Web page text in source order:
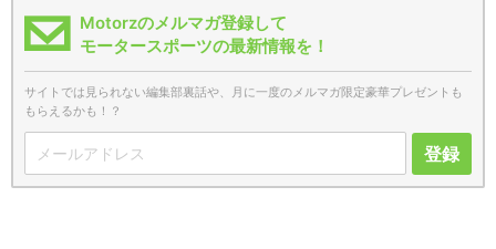
Motorzのメルマガ登録して
モータースポーツの最新情報を！
サイトでは見られない編集部裏話や、月に一度のメルマガ限定豪華プレゼントも
もらえるかも！？
登録